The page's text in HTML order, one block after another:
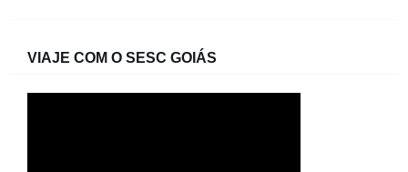
VIAJE COM O SESC GOIÁS